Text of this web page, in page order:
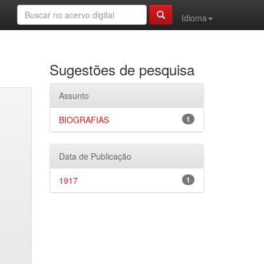
Idioma
Sugestões de pesquisa
Assunto
1
BIOGRAFIAS
Data de Publicação
1
1917